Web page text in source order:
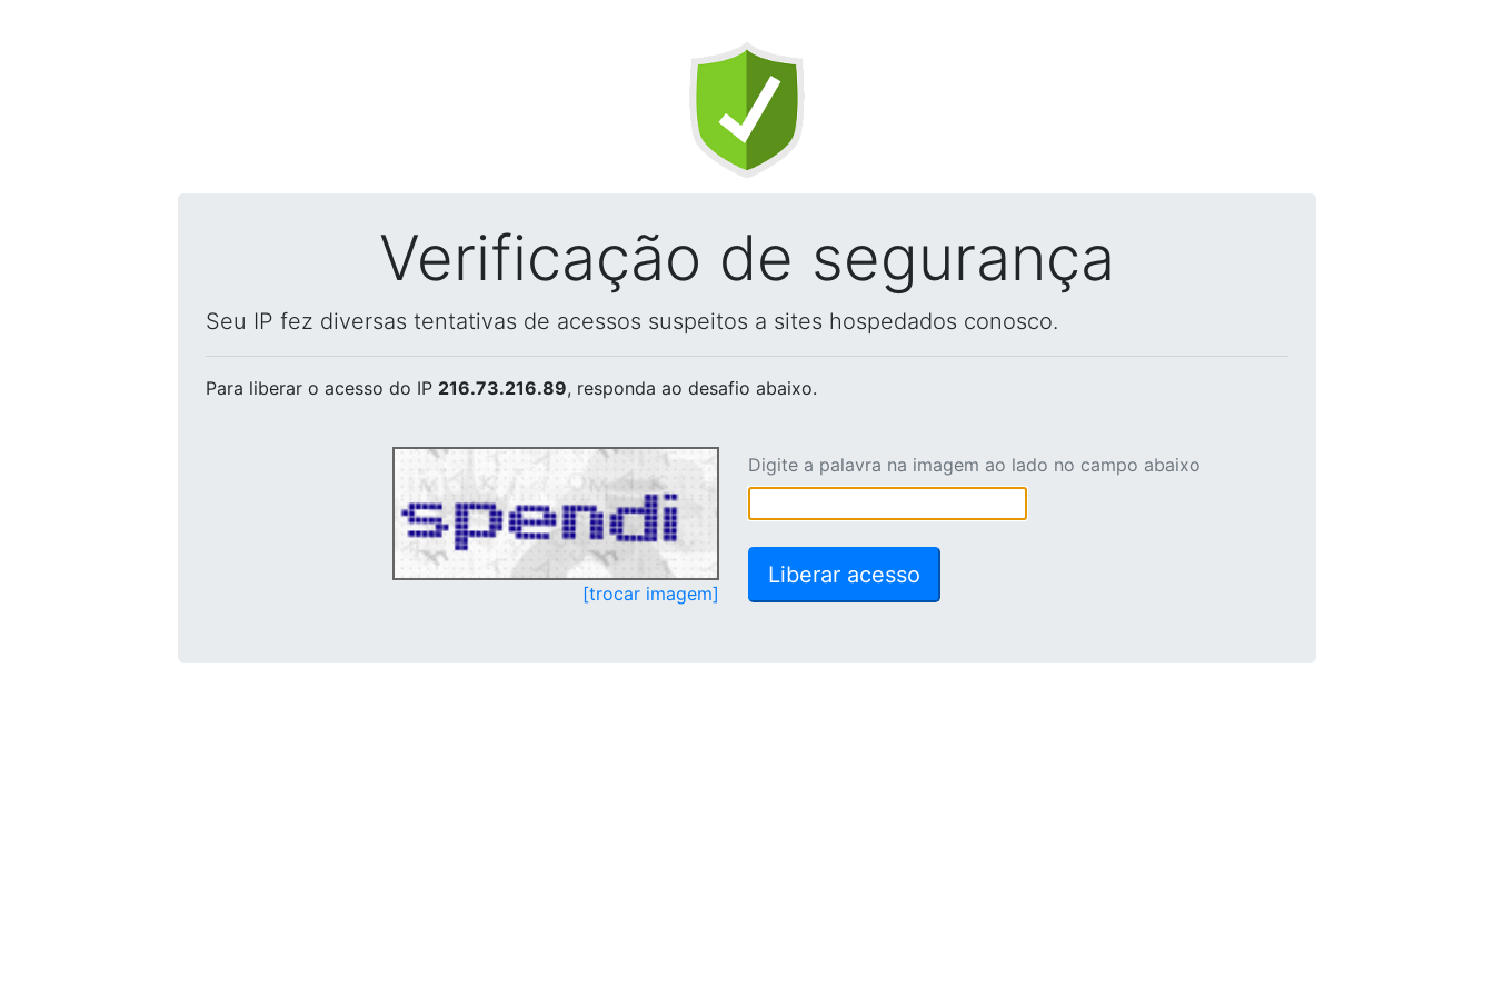
Verificação de segurança
Seu IP fez diversas tentativas de acessos suspeitos a sites hospedados conosco.
Para liberar o acesso do IP 216.73.216.89, responda ao desafio abaixo.
[trocar imagem]
Digite a palavra na imagem ao lado no campo abaixo